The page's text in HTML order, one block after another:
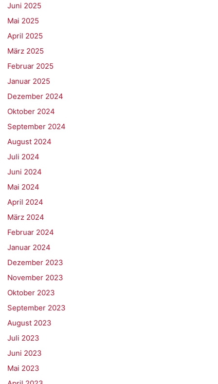
Juni 2025
Mai 2025
April 2025
März 2025
Februar 2025
Januar 2025
Dezember 2024
Oktober 2024
September 2024
August 2024
Juli 2024
Juni 2024
Mai 2024
April 2024
März 2024
Februar 2024
Januar 2024
Dezember 2023
November 2023
Oktober 2023
September 2023
August 2023
Juli 2023
Juni 2023
Mai 2023